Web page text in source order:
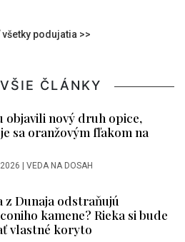
podujatia >>
ČLÁNKY
objavili nový druh opice,
sa oranžovým fľakom na
VEDA NA DOSAH
z Dunaja odstraňujú
kamene? Rieka si bude
vlastné koryto